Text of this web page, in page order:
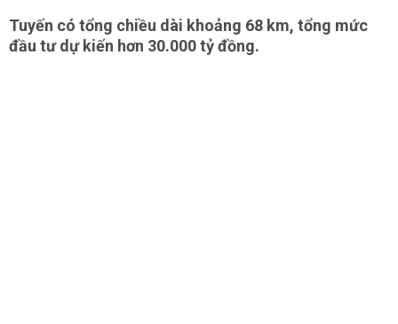
Tuyến có tổng chiều dài khoảng 68 km, tổng mức
đầu tư dự kiến hơn 30.000 tỷ đồng.